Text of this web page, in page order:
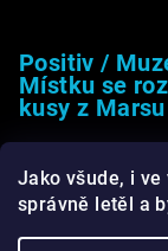
Jako všude, i
správně letěl a
Positiv /
Místku se
kusy z